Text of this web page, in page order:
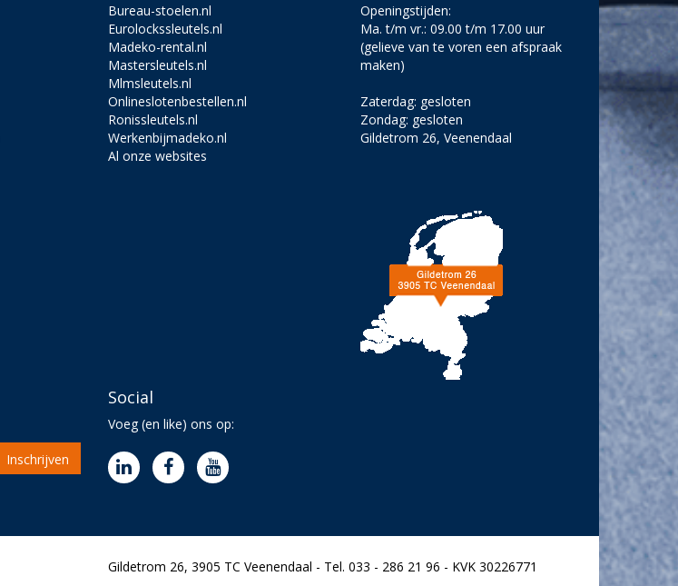
Bureau-stoelen.nl
Eurolockssleutels.nl
Madeko-rental.nl
Mastersleutels.nl
Mlmsleutels.nl
Onlineslotenbestellen.nl
Ronissleutels.nl
Werkenbijmadeko.nl
Al onze websites
Openingstijden:
Ma. t/m vr.: 09.00 t/m 17.00 uur
(gelieve van te voren een afspraak
maken)
Zaterdag: gesloten
Zondag: gesloten
Gildetrom 26, Veenendaal
Inschrijven
Social
Voeg (en like) ons op:
Gildetrom 26, 3905 TC Veenendaal - Tel. 033 - 286 21 96 - KVK 30226771